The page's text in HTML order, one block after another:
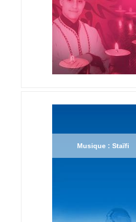
Musique : Staïfi